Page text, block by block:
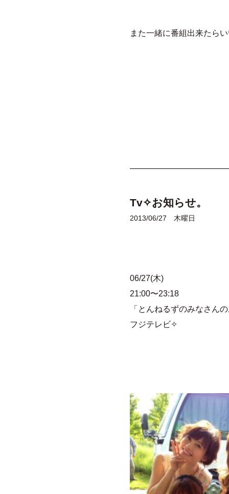
また一緒に番組出来たら
Tv✧お知らせ。
2013/06/27 木曜日
06/27(木)
21:00〜23:18
「とんねるずのみなさん
フジテレビ✧